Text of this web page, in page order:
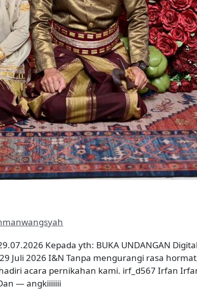
Kepada yth: BUKA UNDANGAN
Juli 2026 I&N Tanpa mengurangi rasa
acara pernikahan kami. irf_d567 Irfan
— angkiiiiiii